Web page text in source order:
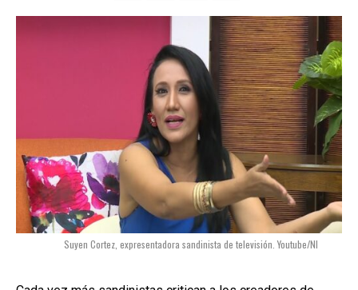
Suyen Cortez, expresentadora sandinista de televisión. Youtube/NI